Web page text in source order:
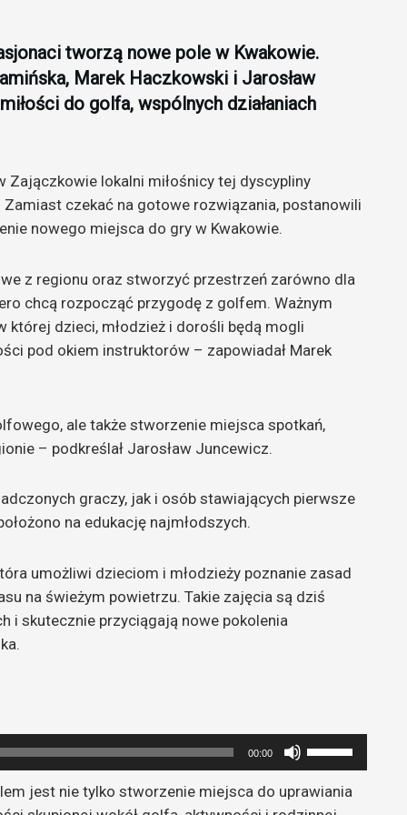
tworzą nowe pole w Kwakowie.
Marek Haczkowski i Jarosław
do golfa, wspólnych działaniach
Zajączkowie lokalni miłośnicy tej dyscypliny
czekać na gotowe rozwiązania, postanowili
nowego miejsca do gry w Kwakowie.
z regionu oraz stworzyć przestrzeń zarówno dla
chcą rozpocząć przygodę z golfem. Ważnym
której dzieci, młodzież i dorośli będą mogli
pod okiem instruktorów – zapowiadał Marek
ale także stworzenie miejsca spotkań,
– podkreślał Jarosław Juncewicz.
graczy, jak i osób stawiających pierwsze
na edukację najmłodszych.
umożliwi dzieciom i młodzieży poznanie zasad
na świeżym powietrzu. Takie zajęcia są dziś
i skutecznie przyciągają nowe pokolenia
00:00
strzałek
do
jest nie tylko stworzenie miejsca do uprawiania